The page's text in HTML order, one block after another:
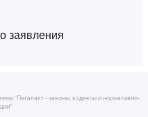
заявления
"Легалакт - законы, кодексы и нормативно-